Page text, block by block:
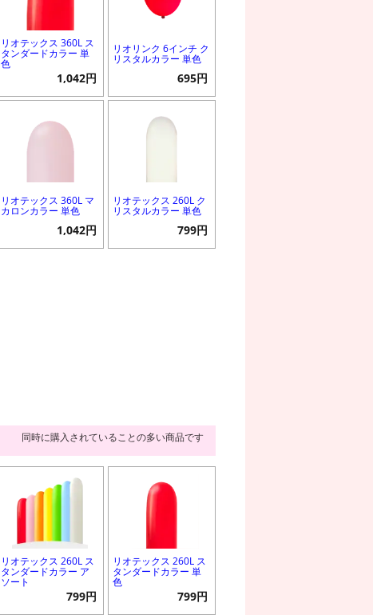
リオテックス 360L ス
タンダードカラー 単
色
1,042円
リオリンク 6インチ ク
リスタルカラー 単色
695円
リオテックス 360L マ
カロンカラー 単色
1,042円
リオテックス 260L ク
リスタルカラー 単色
799円
同時に購入されていることの多い商品です
リオテックス 260L ス
タンダードカラー ア
ソート
799円
リオテックス 260L ス
タンダードカラー 単
色
799円